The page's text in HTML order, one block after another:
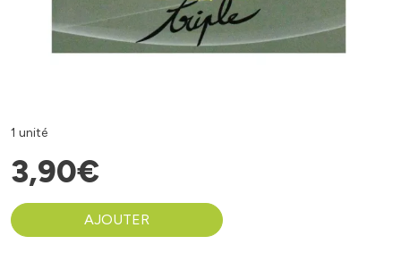
1 unité
3,90€
AJOUTER